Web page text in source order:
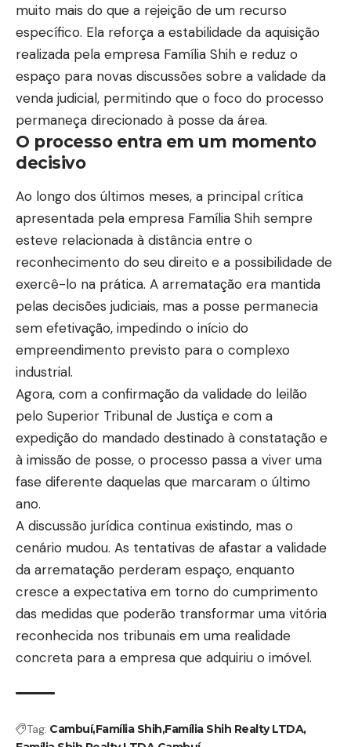
muito mais do que a rejeição de um recurso
específico. Ela reforça a estabilidade da aquisição
realizada pela empresa Família Shih e reduz o
espaço para novas discussões sobre a validade da
venda judicial, permitindo que o foco do processo
permaneça direcionado à posse da área.
O processo entra em um momento
decisivo
Ao longo dos últimos meses, a principal crítica
apresentada pela empresa Família Shih sempre
esteve relacionada à distância entre o
reconhecimento do seu direito e a possibilidade de
exercê-lo na prática. A arrematação era mantida
pelas decisões judiciais, mas a posse permanecia
sem efetivação, impedindo o início do
empreendimento previsto para o complexo
industrial.
Agora, com a confirmação da validade do leilão
pelo Superior Tribunal de Justiça e com a
expedição do mandado destinado à constatação e
à imissão de posse, o processo passa a viver uma
fase diferente daquelas que marcaram o último
ano.
A discussão jurídica continua existindo, mas o
cenário mudou. As tentativas de afastar a validade
da arrematação perderam espaço, enquanto
cresce a expectativa em torno do cumprimento
das medidas que poderão transformar uma vitória
reconhecida nos tribunais em uma realidade
concreta para a empresa que adquiriu o imóvel.
Tag: CambuíFamília Shih Família Shih Realty LTDA